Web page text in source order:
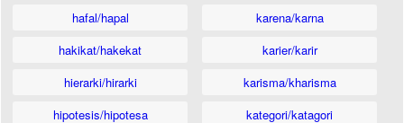
hafal/hapal
hakikat/hakekat
hierarki/hirarki
hipotesis/hipotesa
karena/karna
karier/karir
karisma/kharisma
kategori/katagori